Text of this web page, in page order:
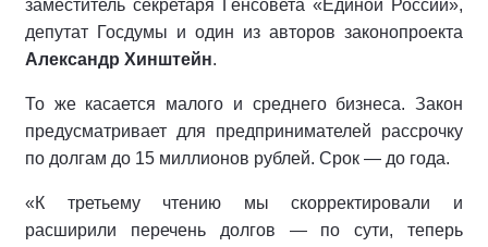
заместитель секретаря Генсовета «Единой России»,
депутат Госдумы и один из авторов законопроекта
Александр Хинштейн.
То же касается малого и среднего бизнеса. Закон
предусматривает для предпринимателей рассрочку
по долгам до 15 миллионов рублей. Срок — до года.
«К третьему чтению мы скорректировали и
расширили перечень долгов — по сути, теперь